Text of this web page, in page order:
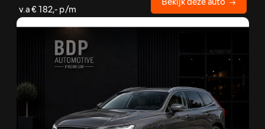
v.a € 182,- p/m
Bekijk deze auto